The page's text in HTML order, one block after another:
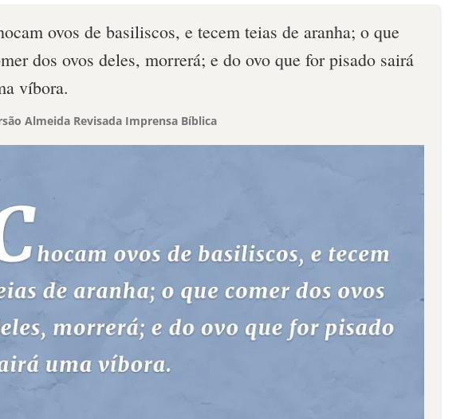
ovos de basiliscos, e tecem teias de aranha; o que
dos ovos deles, morrerá; e do ovo que for pisado sairá
víbora.
Almeida Revisada Imprensa Bíblica